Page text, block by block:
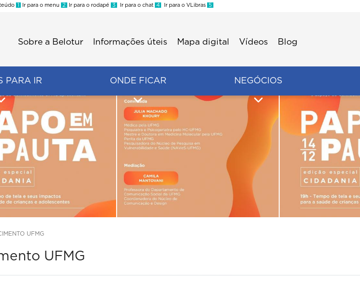
1 Ir para o menu 2 Ir para o rodapé 3 Ir para o chat 4 Ir para o VLibras 5
Sobre a Belotur Informações úteis Mapa digital Vídeos Blog
PARA IR ONDE FICAR NEGÓCIOS
UFMG
UFMG